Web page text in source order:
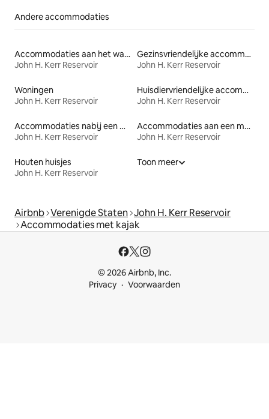
Andere accommodaties
Accommodaties aan het water
John H. Kerr Reservoir
Gezinsvriendelijke accommodaties
John H. Kerr Reservoir
Woningen
John H. Kerr Reservoir
Huisdiervriendelijke accommodaties
John H. Kerr Reservoir
Accommodaties nabij een meer
John H. Kerr Reservoir
Accommodaties aan een meer
John H. Kerr Reservoir
Houten huisjes
John H. Kerr Reservoir
Toon meer
Airbnb Verenigde Staten John H. Kerr Reservoir
Accommodaties met kajak
© 2026 Airbnb, Inc.
Privacy
Voorwaarden